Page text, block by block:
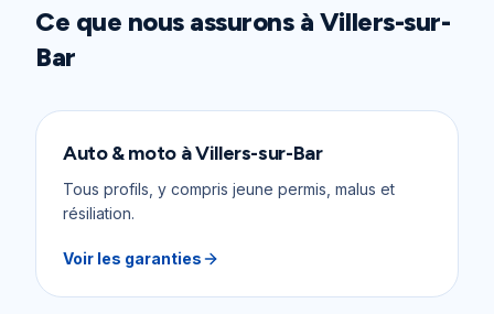
Ce que nous assurons à Villers-sur-
Bar
Auto & moto àVillers-sur-Bar
Tous profils, y compris jeune permis, malus et
résiliation.
Voir les garanties